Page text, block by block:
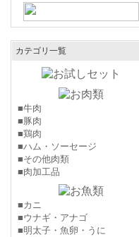
カテゴリ一覧
■牛肉
■豚肉
■鶏肉
■ハム・ソーセージ
■その他肉類
■肉加工品
■カニ
■ウナギ・アナゴ
■明太子・魚卵・うに